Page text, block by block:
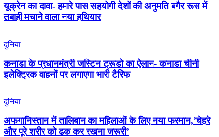
यूक्रेन का दावा- हमारे पास सहयोगी देशों की अनुमति बगैर रूस में
तबाही मचाने वाला नया हथियार
दुनिया
कनाडा के प्रधानमंत्री जस्टिन ट्रूडो का ऐलान- कनाडा चीनी
इलेक्ट्रिक वाहनों पर लगाएगा भारी टैरिफ
दुनिया
अफगानिस्तान में तालिबान का महिलाओं के लिए नया फरमान,’चेहरे
और पूरे शरीर को ढक कर रखना जरूरी’